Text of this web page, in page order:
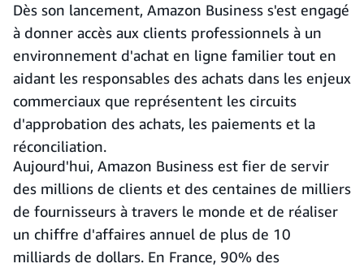
Dès son lancement, Amazon Business s'est engagé
à donner accès aux clients professionnels à un
environnement d'achat en ligne familier tout en
aidant les responsables des achats dans les enjeux
commerciaux que représentent les circuits
d'approbation des achats, les paiements et la
réconciliation.
Aujourd'hui, Amazon Business est fier de servir
des millions de clients et des centaines de milliers
de fournisseurs à travers le monde et de réaliser
un chiffre d'affaires annuel de plus de 10
milliards de dollars. En France, 90% des